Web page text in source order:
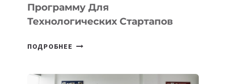
ПРЕДПРИНИМАТЕЛЬСТВО
Программу Для
Технологических Стартапов
ПОДРОБНЕЕ ОТКРЫТ
DEAL